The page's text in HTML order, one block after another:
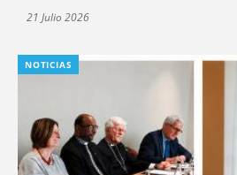
21 Julio 2026
NOTICIAS